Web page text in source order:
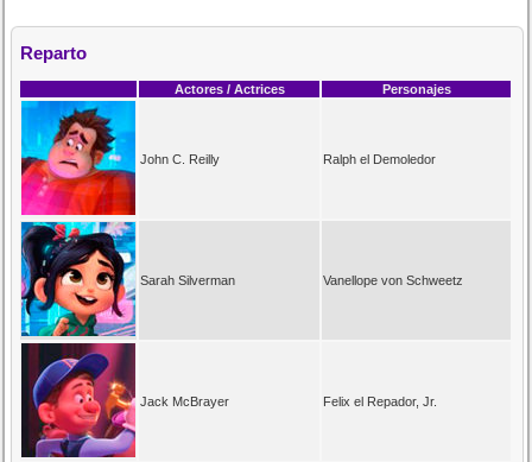
Reparto
Actores / Actrices Personajes
John C. Reilly Ralph el Demoledor
Sarah Silverman Vanellope von Schweetz
Jack McBrayer Felix el Repador, Jr.